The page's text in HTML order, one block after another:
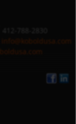
info@koboldusa.com